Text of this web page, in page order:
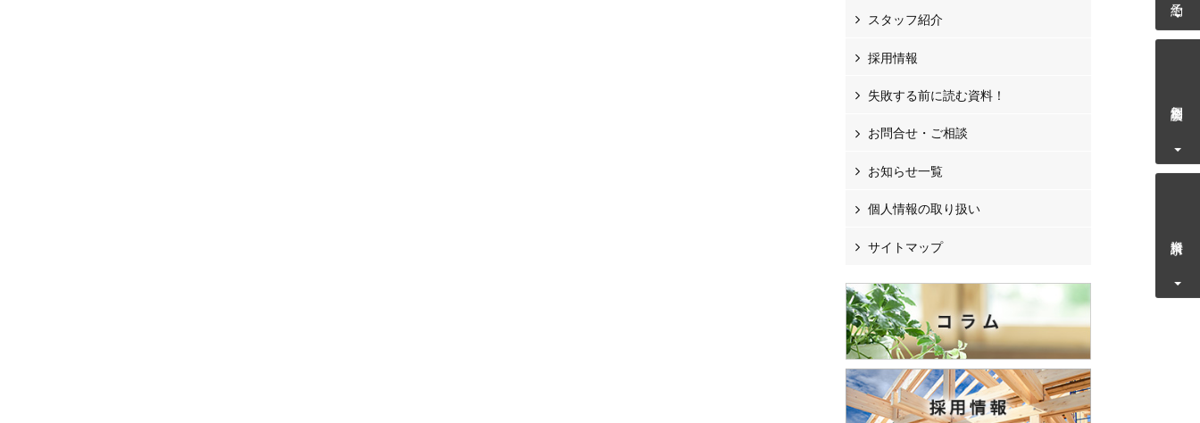
スタッフ紹介
採用情報
失敗する前に読む資料！
お問合せ・ご相談
お知らせ一覧
個人情報の取り扱い
サイトマップ